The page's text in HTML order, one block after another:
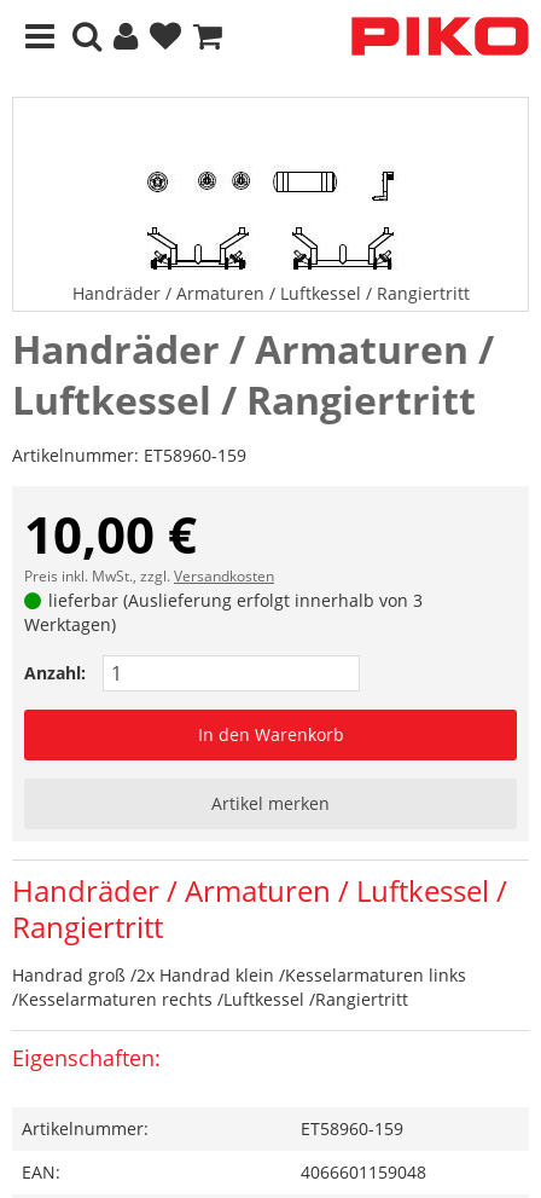
Handräder / Armaturen / Luftkessel / Rangiertritt
Handräder / Armaturen /
Luftkessel / Rangiertritt
Artikelnummer: ET58960-159
10,00 €
Preis inkl. MwSt., zzgl.Versandkosten
lieferbar (Auslieferung erfolgt innerhalb von 3
Werktagen)
Anzahl:
In den Warenkorb
Artikel merken
Handräder / Armaturen / Luftkessel /
Rangiertritt
Handrad groß /2x Handrad klein /Kesselarmaturen links
/Kesselarmaturen rechts /Luftkessel /Rangiertritt
Eigenschaften:
Artikelnummer:
ET58960-159
EAN:
4066601159048